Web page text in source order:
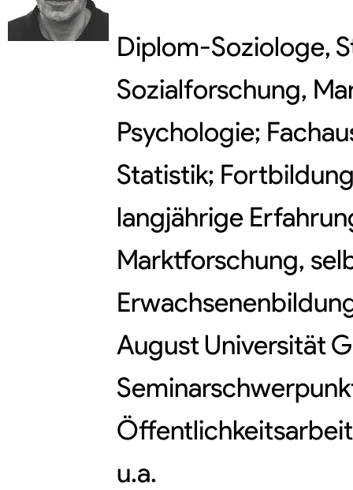
Diplom-Soziologe,
Sozialforschung,
Psychologie;
Statistik;
langjährige
Marktforschung,
August Universität
u.a.